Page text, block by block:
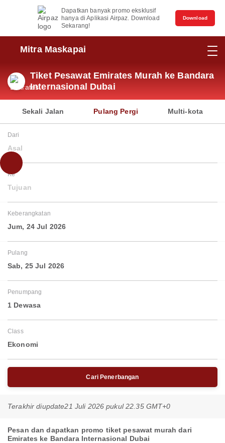
Dapatkan banyak promo eksklusif
hanya di Aplikasi Airpaz. Download
Sekarang!
Download
Mitra Maskapai
Tiket Pesawat Emirates Murah ke Bandara
Internasional Dubai
Sekali Jalan Pulang Pergi Multi-kota
Dari
Asal
Ke
Tujuan
Keberangkatan
Jum, 24 Jul 2026
Pulang
Sab, 25 Jul 2026
Penumpang
1 Dewasa
Class
Ekonomi
Cari Penerbangan
Terakhir diupdate21 Juli 2026 pukul 22.35 GMT+0
Pesan dan dapatkan promo tiket pesawat murah dari
Emirates ke Bandara Internasional Dubai